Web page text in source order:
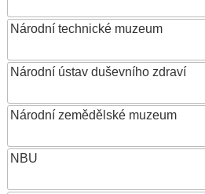
Národní technické muzeum
Národní ústav duševního zdraví
Národní zemědělské muzeum
NBU